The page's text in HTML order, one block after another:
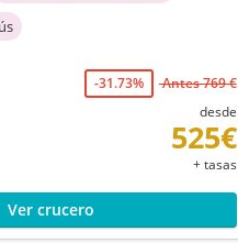
-31.73%
Antes 769 €
desde
525€
+ tasas
Ver crucero